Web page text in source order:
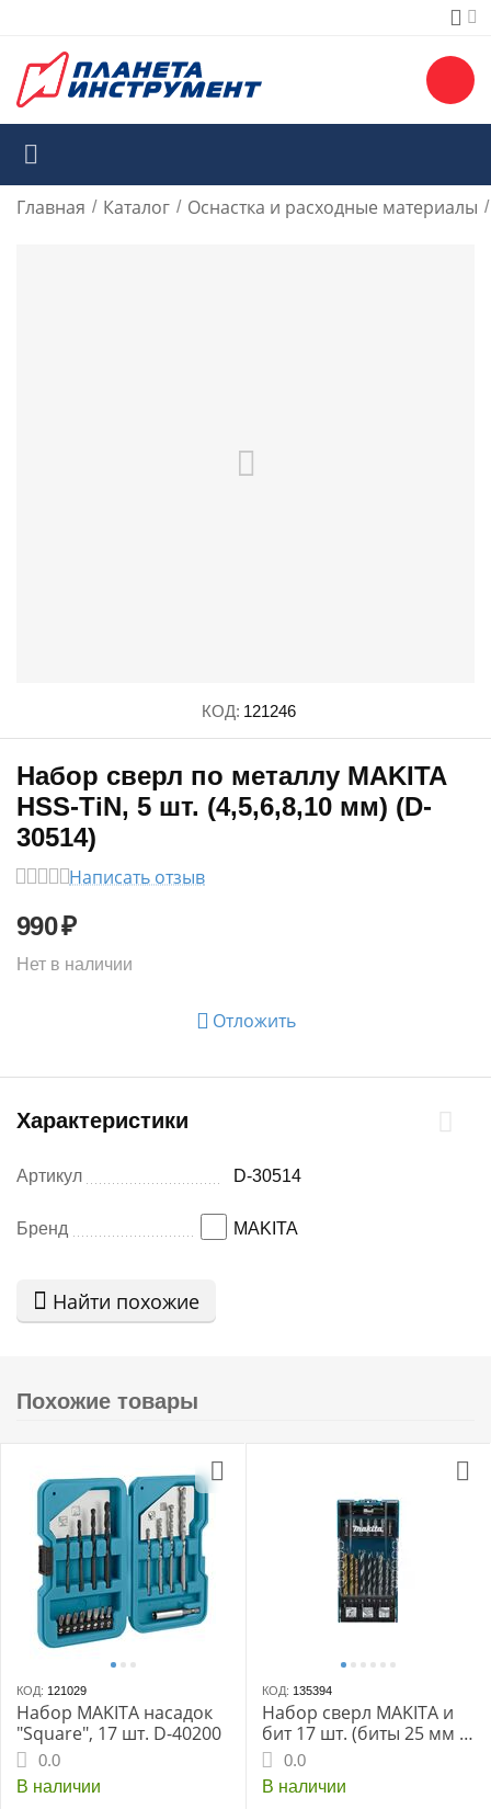
Главная / Каталог / Оснастка и расходные материалы /
КОД: 121246
Набор сверл по металлу MAKITA
HSS-TiN, 5 шт. (4,5,6,8,10 мм) (D-
30514)
Написать отзыв
990₽
Нет в наличии
Отложить
Характеристики
Артикул D-30514
Бренд MAKITA
Найти похожие
Похожие товары
КОД: 121029
Набор MAKITA насадок
"Square", 17 шт. D-40200
0.0
В наличии
КОД: 135394
Набор сверл MAKITA и
бит 17 шт. (биты 25 мм 7
шт.; битодержатель;
дерево/металл/бетон -
5, 6, 8 мм)
0.0
В наличии